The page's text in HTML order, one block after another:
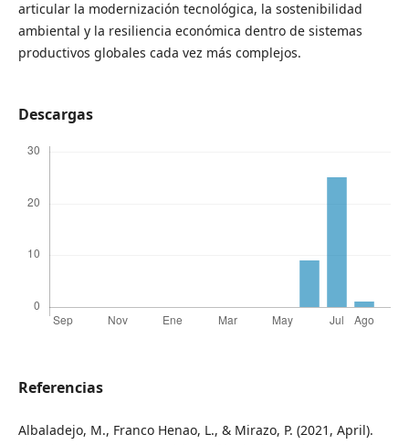
articular la modernización tecnológica, la sostenibilidad
ambiental y la resiliencia económica dentro de sistemas
productivos globales cada vez más complejos.
Descargas
Referencias
Albaladejo, M., Franco Henao, L., & Mirazo, P. (2021, April).